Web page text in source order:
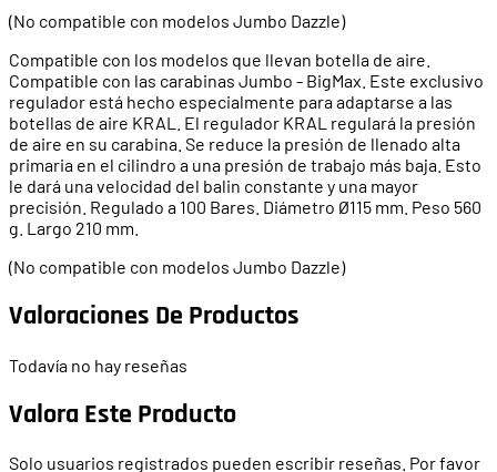
(No compatible con modelos Jumbo Dazzle)
Compatible con los modelos que llevan botella de aire.
Compatible con las carabinas Jumbo - BigMax. Este exclusivo
regulador está hecho especialmente para adaptarse a las
botellas de aire KRAL. El regulador KRAL regulará la presión
de aire en su carabina. Se reduce la presión de llenado alta
primaria en el cilindro a una presión de trabajo más baja. Esto
le dará una velocidad del balin constante y una mayor
precisión. Regulado a 100 Bares. Diámetro Ø115 mm. Peso 560
g. Largo 210 mm.
(No compatible con modelos Jumbo Dazzle)
Valoraciones De Productos
Todavía no hay reseñas
Valora Este Producto
Solo usuarios registrados pueden escribir reseñas. Por favor